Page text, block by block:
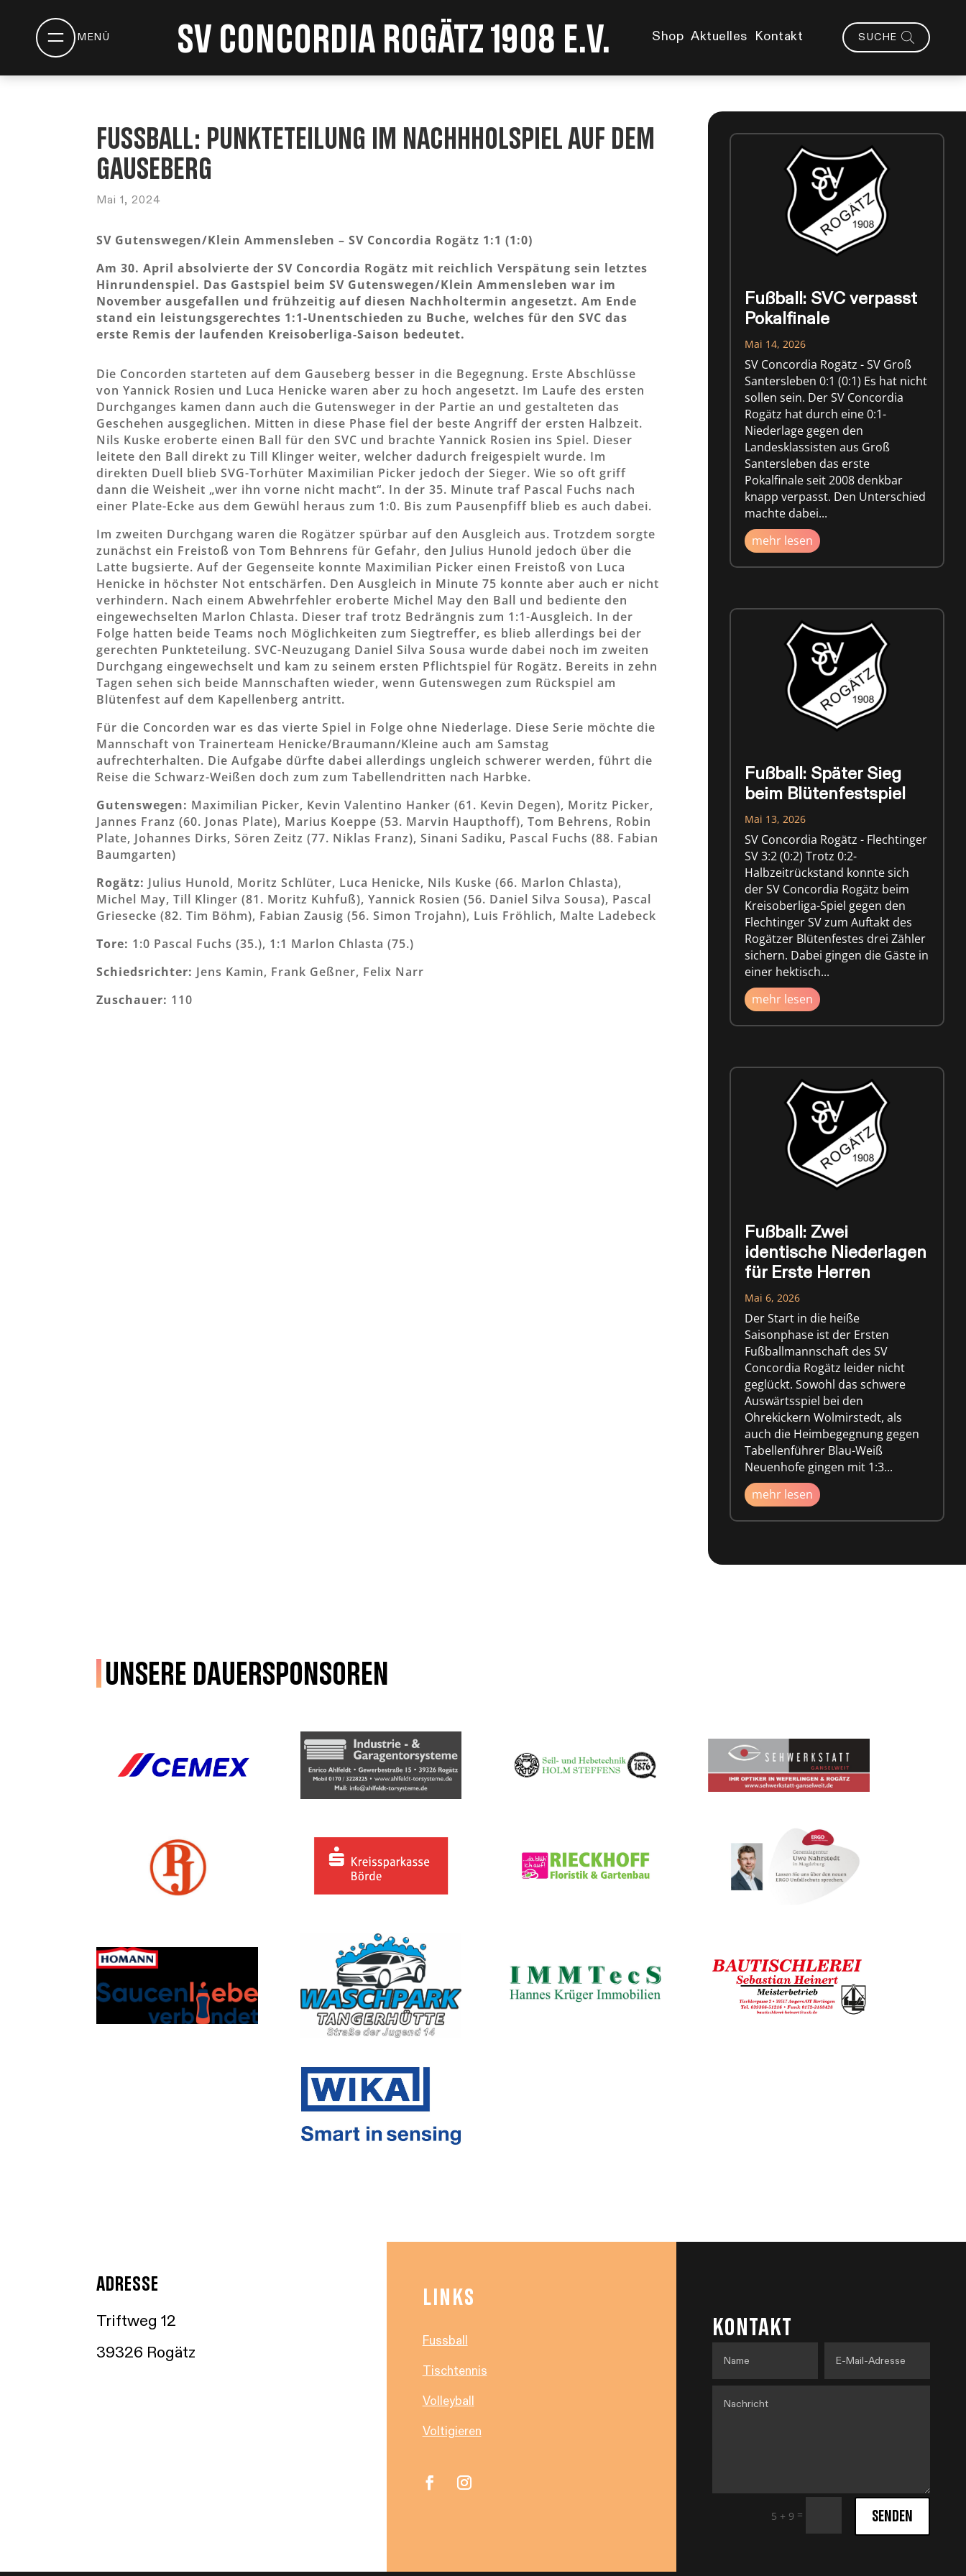
SV Concordia Rogätz 1908 e.V. SUCHE
Shop Aktuelles Kontakt
Fußball: Punkteteilung im Nachhholspiel auf dem
Gauseberg
Mai 1, 2024
SV Gutenswegen/Klein Ammensleben – SV Concordia Rogätz 1:1 (1:0)
Am 30. April absolvierte der SV Concordia Rogätz mit reichlich Verspätung sein letztes
Hinrundenspiel. Das Gastspiel beim SV Gutenswegen/Klein Ammensleben war im
November ausgefallen und frühzeitig auf diesen Nachholtermin angesetzt. Am Ende
stand ein leistungsgerechtes 1:1-Unentschieden zu Buche, welches für den SVC das
erste Remis der laufenden Kreisoberliga-Saison bedeutet.
Die Concorden starteten auf dem Gauseberg besser in die Begegnung. Erste Abschlüsse
von Yannick Rosien und Luca Henicke waren aber zu hoch angesetzt. Im Laufe des ersten
Durchganges kamen dann auch die Gutensweger in der Partie an und gestalteten das
Geschehen ausgeglichen. Mitten in diese Phase fiel der beste Angriff der ersten Halbzeit.
Nils Kuske eroberte einen Ball für den SVC und brachte Yannick Rosien ins Spiel. Dieser
leitete den Ball direkt zu Till Klinger weiter, welcher dadurch freigespielt wurde. Im
direkten Duell blieb SVG-Torhüter Maximilian Picker jedoch der Sieger. Wie so oft griff
dann die Weisheit „wer ihn vorne nicht macht“. In der 35. Minute traf Pascal Fuchs nach
einer Plate-Ecke aus dem Gewühl heraus zum 1:0. Bis zum Pausenpfiff blieb es auch dabei.
Im zweiten Durchgang waren die Rogätzer spürbar auf den Ausgleich aus. Trotzdem sorgte
zunächst ein Freistoß von Tom Behnrens für Gefahr, den Julius Hunold jedoch über die
Latte bugsierte. Auf der Gegenseite konnte Maximilian Picker einen Freistoß von Luca
Henicke in höchster Not entschärfen. Den Ausgleich in Minute 75 konnte aber auch er nicht
verhindern. Nach einem Abwehrfehler eroberte Michel May den Ball und bediente den
eingewechselten Marlon Chlasta. Dieser traf trotz Bedrängnis zum 1:1-Ausgleich. In der
Folge hatten beide Teams noch Möglichkeiten zum Siegtreffer, es blieb allerdings bei der
gerechten Punkteteilung. SVC-Neuzugang Daniel Silva Sousa wurde dabei noch im zweiten
Durchgang eingewechselt und kam zu seinem ersten Pflichtspiel für Rogätz. Bereits in zehn
Tagen sehen sich beide Mannschaften wieder, wenn Gutenswegen zum Rückspiel am
Blütenfest auf dem Kapellenberg antritt.
Für die Concorden war es das vierte Spiel in Folge ohne Niederlage. Diese Serie möchte die
Mannschaft von Trainerteam Henicke/Braumann/Kleine auch am Samstag
aufrechterhalten. Die Aufgabe dürfte dabei allerdings ungleich schwerer werden, führt die
Reise die Schwarz-Weißen doch zum zum Tabellendritten nach Harbke.
Gutenswegen: Maximilian Picker, Kevin Valentino Hanker (61. Kevin Degen), Moritz Picker,
Jannes Franz (60. Jonas Plate), Marius Koeppe (53. Marvin Haupthoff), Tom Behrens, Robin
Plate, Johannes Dirks, Sören Zeitz (77. Niklas Franz), Sinani Sadiku, Pascal Fuchs (88. Fabian
Baumgarten)
Rogätz: Julius Hunold, Moritz Schlüter, Luca Henicke, Nils Kuske (66. Marlon Chlasta),
Michel May, Till Klinger (81. Moritz Kuhfuß), Yannick Rosien (56. Daniel Silva Sousa), Pascal
Griesecke (82. Tim Böhm), Fabian Zausig (56. Simon Trojahn), Luis Fröhlich, Malte Ladebeck
Tore: 1:0 Pascal Fuchs (35.), 1:1 Marlon Chlasta (75.)
Schiedsrichter: Jens Kamin, Frank Geßner, Felix Narr
Zuschauer: 110
Fußball: SVC verpasst
Pokalfinale
Mai 14, 2026
SV Concordia Rogätz - SV Groß
Santersleben 0:1 (0:1) Es hat nicht
sollen sein. Der SV Concordia
Rogätz hat durch eine 0:1-
Niederlage gegen den
Landesklassisten aus Groß
Santersleben das erste
Pokalfinale seit 2008 denkbar
knapp verpasst. Den Unterschied
machte dabei...
mehr lesen
Fußball: Später Sieg
beim Blütenfestspiel
Mai 13, 2026
SV Concordia Rogätz - Flechtinger
SV 3:2 (0:2) Trotz 0:2-
Halbzeitrückstand konnte sich
der SV Concordia Rogätz beim
Kreisoberliga-Spiel gegen den
Flechtinger SV zum Auftakt des
Rogätzer Blütenfestes drei Zähler
sichern. Dabei gingen die Gäste in
einer hektisch...
mehr lesen
Fußball: Zwei
identische Niederlagen
für Erste Herren
Mai 6, 2026
Der Start in die heiße
Saisonphase ist der Ersten
Fußballmannschaft des SV
Concordia Rogätz leider nicht
geglückt. Sowohl das schwere
Auswärtsspiel bei den
Ohrekickern Wolmirstedt, als
auch die Heimbegegnung gegen
Tabellenführer Blau-Weiß
Neuenhofe gingen mit 1:3...
mehr lesen
Unsere Dauersponsoren
ADRESSE
Triftweg 12
39326 Rogätz
LINKS
Fussball
Tischtennis
Volleyball
Voltigieren
KONTAKT
5 + 9 = SENDEN